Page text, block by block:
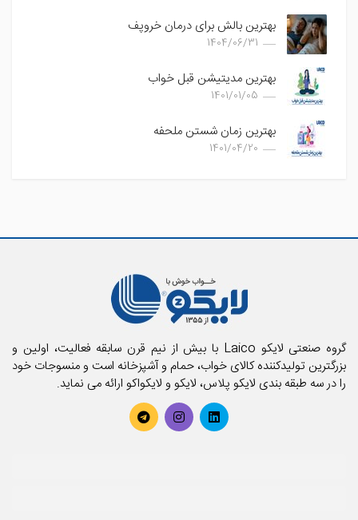
بهترین بالش برای درمان خروپف
1404/06/31
بهترین مدیتیشن قبل خواب
1401/01/05
بهترین زمان شستن ملحفه
1401/04/20
گروه صنعتی لایکو Laico با بیش از نیم قرن سابقه فعالیت، اولین و
بزرگترین تولیدکننده کالای خواب، حمام و آشپزخانه است و منسوجات خود
را در سه طبقه بندی لایکو پلاس، لایکو و لایکواکو ارائه می نماید.